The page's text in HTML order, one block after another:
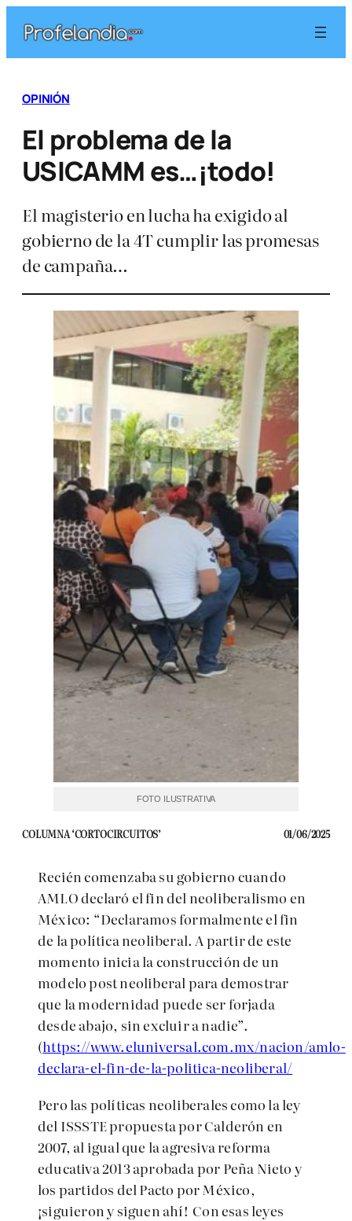
contenido
OPINIÓN
El problema de la
USICAMM es…¡todo!
El magisterio en lucha ha exigido al
gobierno de la 4T cumplir las promesas
de campaña…
FOTO ILUSTRATIVA
COLUMNA ‘CORTOCIRCUITOS’ 01/06/2025
Recién comenzaba su gobierno cuando
AMLO declaró el fin del neoliberalismo en
México: “Declaramos formalmente el fin
de la política neoliberal. A partir de este
momento inicia la construcción de un
modelo post neoliberal para demostrar
que la modernidad puede ser forjada
desde abajo, sin excluir a nadie”.
(https://www.eluniversal.com.mx/nacion/amlo-
declara-el-fin-de-la-politica-neoliberal/
Pero las políticas neoliberales como la ley
del ISSSTE propuesta por Calderón en
2007, al igual que la agresiva reforma
educativa 2013 aprobada por Peña Nieto y
los partidos del Pacto por México,
¡siguieron y siguen ahí! Con esas leyes